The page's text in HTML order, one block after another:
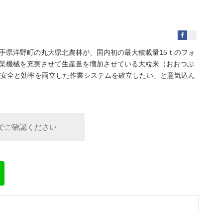
県洋野町の丸大県北農林が、国内初の最大積載量15ｔのフォ
機械を充実させて生産量を増加させている大粒来（おおつぶ
全と効率を両立した作業システムを確立したい」と意気込ん
ご確認ください